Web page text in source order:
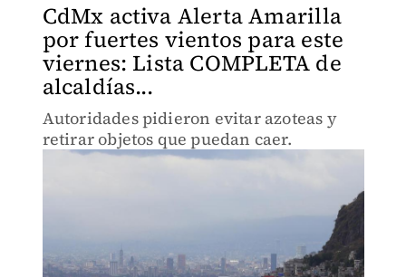
CdMx activa Alerta Amarilla
por fuertes vientos para este
viernes: Lista COMPLETA de
alcaldías...
Autoridades pidieron evitar azoteas y
retirar objetos que puedan caer.